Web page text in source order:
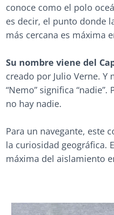
conoce como el polo
es decir, el punto donde
más cercana es máxima
Su nombre viene del
creado por Julio Verne. Y
“Nemo” significa
no hay nadie.
Para un navegante, este
la curiosidad geográfica.
máxima del aislamiento